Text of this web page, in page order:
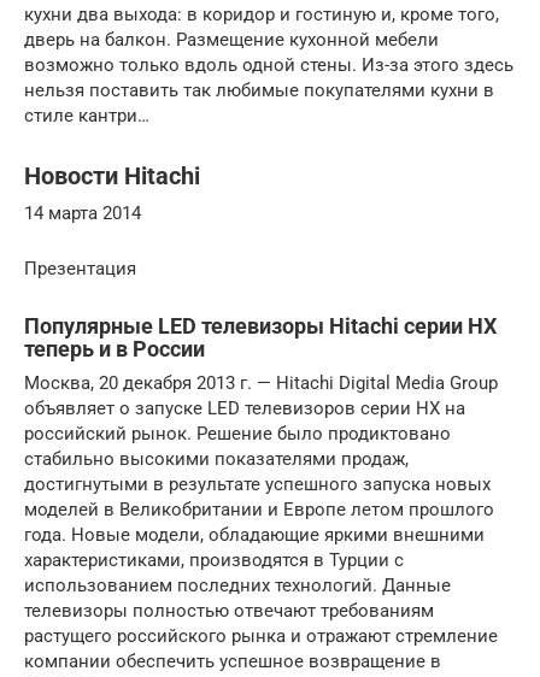
кухни два выхода: в коридор и гостиную и, кроме того,
дверь на балкон. Размещение кухонной мебели
возможно только вдоль одной стены. Из-за этого здесь
нельзя поставить так любимые покупателями кухни в
стиле кантри…
Новости Hitachi
14 марта 2014
Презентация
Популярные LED телевизоры Hitachi серии HX
теперь и в России
Москва, 20 декабря 2013 г. — Hitachi Digital Media Group
объявляет о запуске LED телевизоров серии HX на
российский рынок. Решение было продиктовано
стабильно высокими показателями продаж,
достигнутыми в результате успешного запуска новых
моделей в Великобритании и Европе летом прошлого
года. Новые модели, обладающие яркими внешними
характеристиками, производятся в Турции с
использованием последних технологий. Данные
телевизоры полностью отвечают требованиям
растущего российского рынка и отражают стремление
компании обеспечить успешное возвращение в